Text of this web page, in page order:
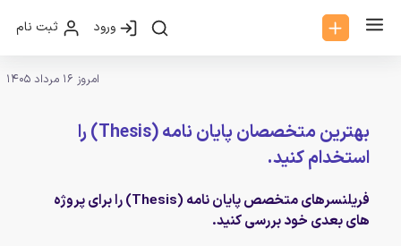
ورود ثبت نام
امروز 16 مرداد 1405
بهترین متخصصان پایان نامه (Thesis) را
استخدام کنید.
فریلنسرهای متخصص پایان نامه (Thesis) را برای پروژه
های بعدی خود بررسی کنید.